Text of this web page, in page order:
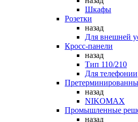
Шкафы
Розетки
назад
Для внешней
Кросс-панели
назад
Тип 110/210
Для телефонии
назад
NIKOMAX
Промышленные
назад